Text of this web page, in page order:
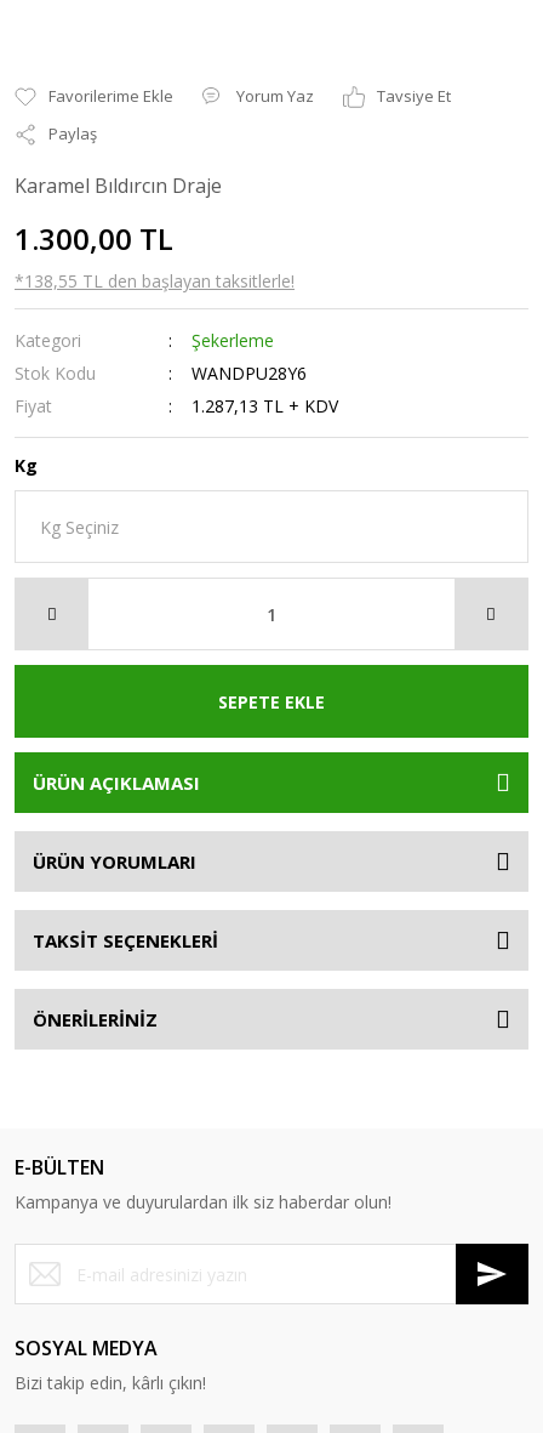
Yorum Yaz
Tavsiye Et
Paylaş
Karamel Bıldırcın Draje
1.300,00 TL
*138,55 TL den başlayan taksitlerle!
Kategori
Şekerleme
Stok Kodu
WANDPU28Y6
Fiyat
1.287,13 TL + KDV
Kg
SEPETE EKLE
ÜRÜN AÇIKLAMASI
ÜRÜN YORUMLARI
TAKSİT SEÇENEKLERİ
ÖNERİLERİNİZ
E-BÜLTEN
Kampanya ve duyurulardan ilk siz haberdar olun!
SOSYAL MEDYA
Bizi takip edin, kârlı çıkın!